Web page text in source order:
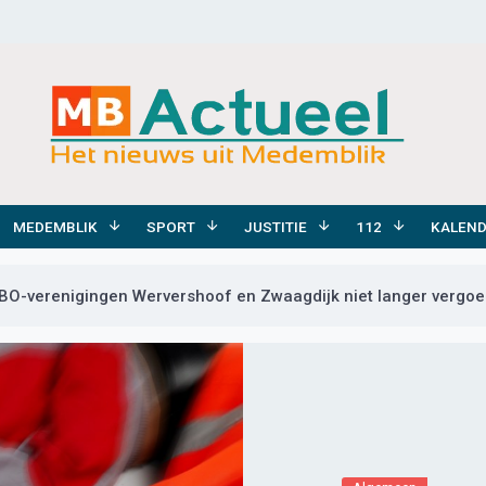
MEDEMBLIK SPORT JUSTITIE 112
verenigingen Wervershoof en Zwaagdijk niet langer